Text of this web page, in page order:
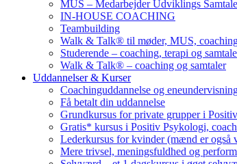
MUS – Medarbejder Udviklings
IN-HOUSE COACHING
Teambuilding
Walk & Talk® til møder, MUS,
Studerende – coaching, terapi og
Walk & Talk® – coaching og samtaler
Uddannelser & Kurser
Coachinguddannelse og
Få betalt din uddannelse
Grundkursus for private grupper i
Gratis* kursus i Positiv Psykologi,
Lederkursus for kvinder (mænd er også
Mere trivsel, meningsfuldhed og